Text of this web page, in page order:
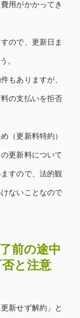
用がかかってき
ので、更新日ま
。
もありますが、
の支払いを拒否
（更新料特約）
更新料について
すので、法的観
ないことなので
前の途中
と注意
新せず解約」と